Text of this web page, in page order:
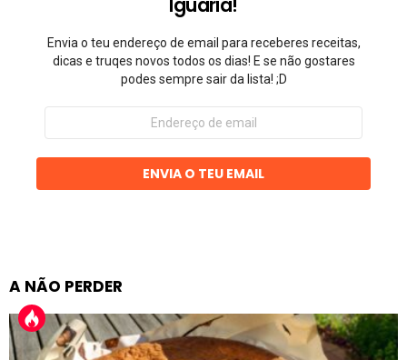
Envia o teu endereço de email para receberes receitas,
dicas e truqes novos todos os dias! E se não gostares
podes sempre sair da lista! ;D
Endereço
email
ENVIA O TEU EMAIL
A NÃO PERDER